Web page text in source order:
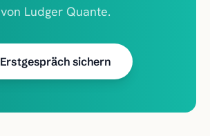
von Ludger Quante.
Erstgespräch sichern